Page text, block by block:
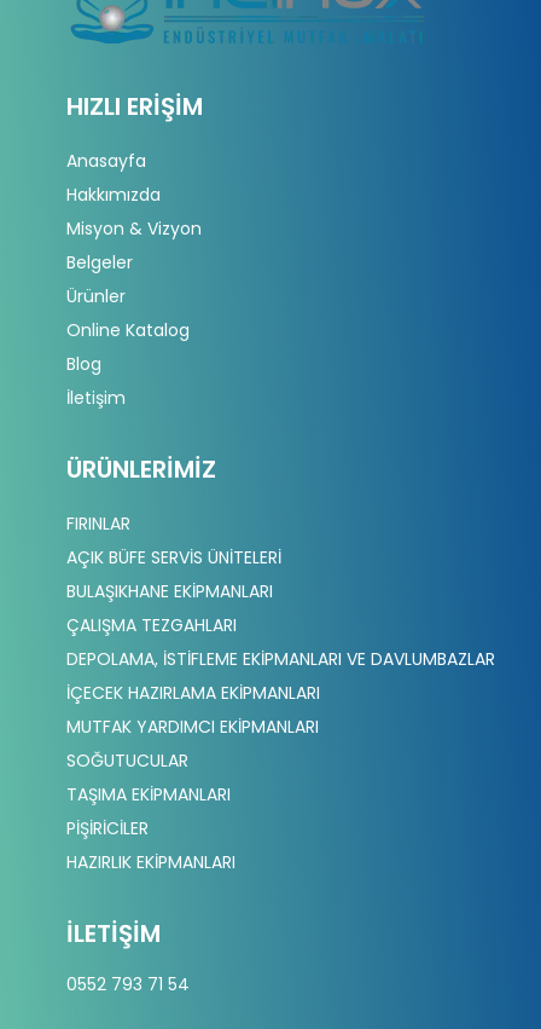
HIZLI ERIŞIM
Anasayfa
Hakkımızda
Misyon & Vizyon
Belgeler
Ürünler
Online Katalog
Blog
İletişim
ÜRÜNLERIMIZ
FIRINLAR
AÇIK BÜFE SERVİS ÜNİTELERİ
BULAŞIKHANE EKİPMANLARI
ÇALIŞMA TEZGAHLARI
DEPOLAMA, İSTİFLEME EKİPMANLARI VE DAVLUMBAZLAR
İÇECEK HAZIRLAMA EKİPMANLARI
MUTFAK YARDIMCI EKİPMANLARI
SOĞUTUCULAR
TAŞIMA EKİPMANLARI
PİŞİRİCİLER
HAZIRLIK EKİPMANLARI
İLETIŞIM
0552 793 71 54